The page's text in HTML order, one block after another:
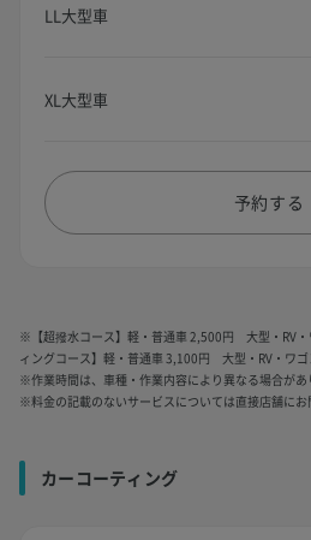
LL大型車
XL大型車
予約する
※【超撥水コース】軽・普通車 2,500円 大型・RV
ィングコース】軽・普通車 3,100円 大型・RV・ワ
※作業時間は、車種・作業内容により異なる場合があ
※料金の記載のないサービスについては直接店舗にお
カーコーティング